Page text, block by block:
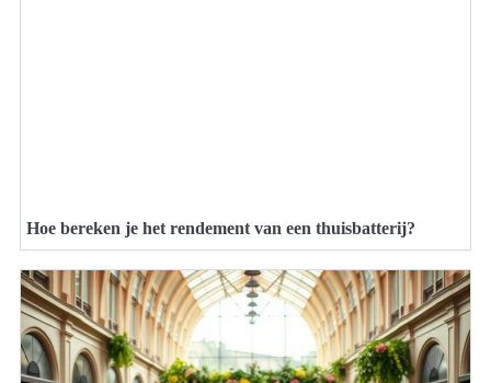
Hoe bereken je het rendement van een thuisbatterij?